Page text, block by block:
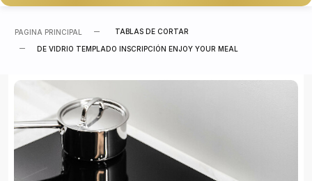
PAGINA PRINCIPAL TABLAS DE CORTAR
DE VIDRIO TEMPLADO INSCRIPCIÓN ENJOY YOUR MEAL